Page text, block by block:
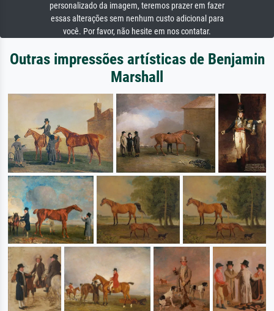
personalizado da imagem, teremos prazer em fazer
essas alterações sem nenhum custo adicional para
você. Por favor, não hesite em nos contatar.
Outras impressões artísticas de Benjamin
Marshall